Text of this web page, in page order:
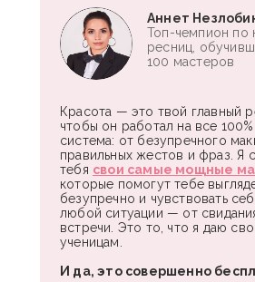
Красота — это твой главный
чтобы он работал на все
система: от безупречного
правильных жестов и фраз. Я
тебя свои самые мощные
которые помогут тебе
безупречно и чувствовать
любой ситуации — от
встречи. Это то, что я даю
ученицам.
И да, это совершенно
Аннет
Топ-чемпион по
ресниц,
100 мастеров